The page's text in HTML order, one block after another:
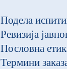
Подела
Ревизија
Пословна
Термини